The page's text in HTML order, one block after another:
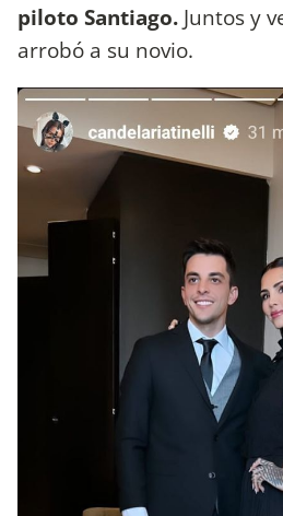
piloto Santiago. Juntos y
arrobó a su novio.